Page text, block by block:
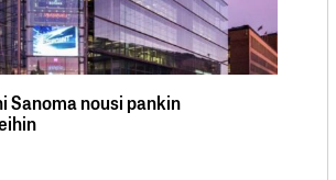
Sanoma nousi pankin